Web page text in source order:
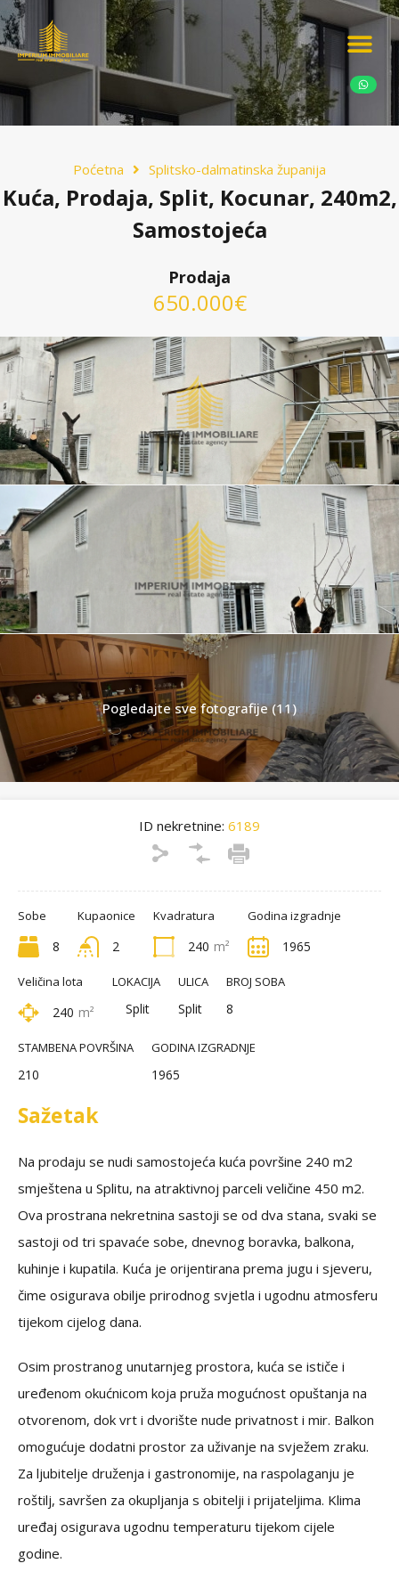
Poćetna Splitsko-dalmatinska županija
Kuća, Prodaja, Split, Kocunar, 240m2,
Samostojeća
Prodaja
650.000€
Pogledajte sve fotografije (11)
ID nekretnine: 6189
Sobe
8
Kupaonice
2
Kvadratura
240 m²
Godina izgradnje
1965
Veličina lota
240 m²
LOKACIJA
Split
ULICA
Split
BROJ SOBA
8
STAMBENA POVRŠINA
210
GODINA IZGRADNJE
1965
Sažetak
Na prodaju se nudi samostojeća kuća površine 240 m2
smještena u Splitu, na atraktivnoj parceli veličine 450 m2.
Ova prostrana nekretnina sastoji se od dva stana, svaki se
sastoji od tri spavaće sobe, dnevnog boravka, balkona,
kuhinje i kupatila. Kuća je orijentirana prema jugu i sjeveru,
čime osigurava obilje prirodnog svjetla i ugodnu atmosferu
tijekom cijelog dana.
Osim prostranog unutarnjeg prostora, kuća se ističe i
uređenom okućnicom koja pruža mogućnost opuštanja na
otvorenom, dok vrt i dvorište nude privatnost i mir. Balkon
omogućuje dodatni prostor za uživanje na svježem zraku.
Za ljubitelje druženja i gastronomije, na raspolaganju je
roštilj, savršen za okupljanja s obitelji i prijateljima. Klima
uređaj osigurava ugodnu temperaturu tijekom cijele
godine.